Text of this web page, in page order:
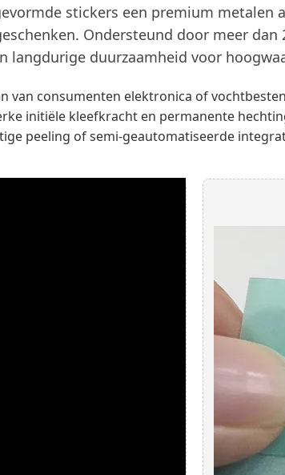
stickers een premium
Ondersteund door meer
langdurige duurzaamheid voor
consumenten elektronica of
initiële kleefkracht en permanente
peeling of semi-geautomatiseerde